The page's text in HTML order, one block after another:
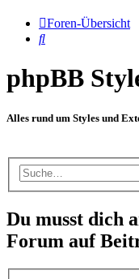
Foren-Übersicht
Suche
phpBB
Alles rund um Styles und
Du musst dich
Forum auf